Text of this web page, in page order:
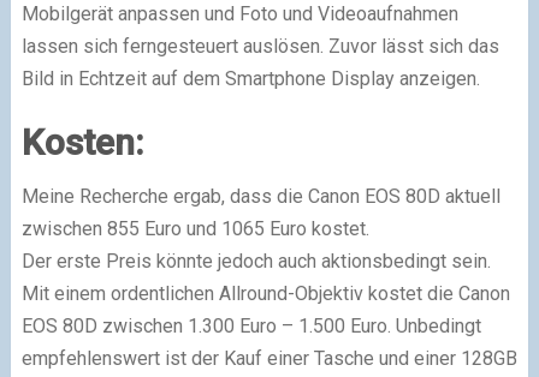
Mobilgerät anpassen und Foto und Videoaufnahmen
lassen sich ferngesteuert auslösen. Zuvor lässt sich das
Bild in Echtzeit auf dem Smartphone Display anzeigen.
Kosten:
Meine Recherche ergab, dass die Canon EOS 80D aktuell
zwischen 855 Euro und 1065 Euro kostet.
Der erste Preis könnte jedoch auch aktionsbedingt sein.
Mit einem ordentlichen Allround-Objektiv kostet die Canon
EOS 80D zwischen 1.300 Euro – 1.500 Euro. Unbedingt
empfehlenswert ist der Kauf einer Tasche und einer 128GB